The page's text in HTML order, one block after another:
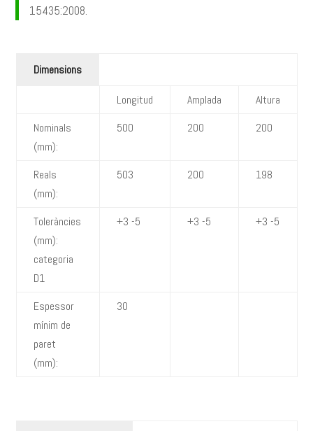
15435:2008.
Dimensions
Longitud Amplada
Altura
Nominals
(mm):
500 200 200
Reals
(mm):
503 200 198
Toleràncies
(mm):
categoria
D1
+3 -5 +3 -5 +3 -5
Espessor
mínim de
paret
(mm):
30